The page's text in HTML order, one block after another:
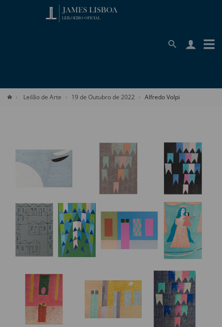
Leilão de Arte 19 de Outubro de 2022 Alfredo Volpi